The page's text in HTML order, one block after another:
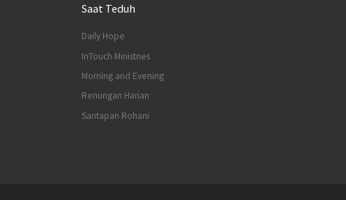
Saat Teduh
Daily Hope
InTouch Ministries
Morning and Evening
Renungan Harian
Santapan Rohani